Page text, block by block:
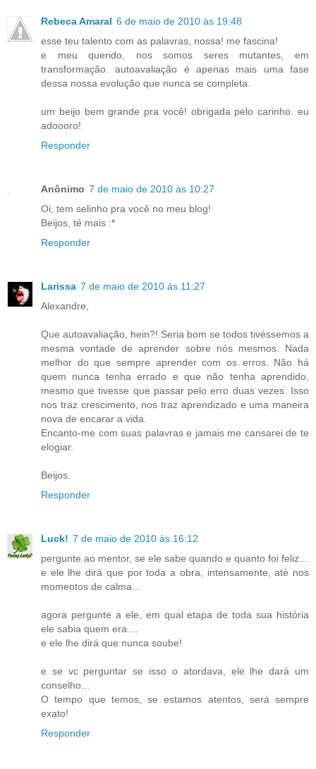
Rebeca Amaral 6 de maio de 2010 às 19:48
esse teu talento com as palavras, nossa! me fascina!
e meu querido, nos somos seres mutantes, em
transformação. autoavaliação é apenas mais uma fase
dessa nossa evolução que nunca se completa.
um beijo bem grande pra você! obrigada pelo carinho. eu
adoooro!
Responder
Anônimo 7 de maio de 2010 às 10:27
Oi, tem selinho pra você no meu blog!
Beijos, té mais :*
Responder
Larissa 7 de maio de 2010 às 11:27
Alexandre,
Que autoavaliação, hein?! Seria bom se todos tivéssemos a
mesma vontade de aprender sobre nós mesmos. Nada
melhor do que sempre aprender com os erros. Não há
quem nunca tenha errado e que não tenha aprendido,
mesmo que tivesse que passar pelo erro duas vezes. Isso
nos traz crescimento, nos traz aprendizado e uma maneira
nova de encarar a vida.
Encanto-me com suas palavras e jamais me cansarei de te
elogiar.
Beijos.
Responder
Luck! 7 de maio de 2010 às 16:12
pergunte ao mentor, se ele sabe quando e quanto foi feliz...
e ele lhe dirá que por toda a obra, intensamente, até nos
momentos de calma...
agora pergunte a ele, em qual etapa de toda sua história
ele sabia quem era....
e ele lhe dirá que nunca soube!
e se vc perguntar se isso o atordava, ele lhe dará um
conselho...
O tempo que temos, se estamos atentos, será sempre
exato!
Responder